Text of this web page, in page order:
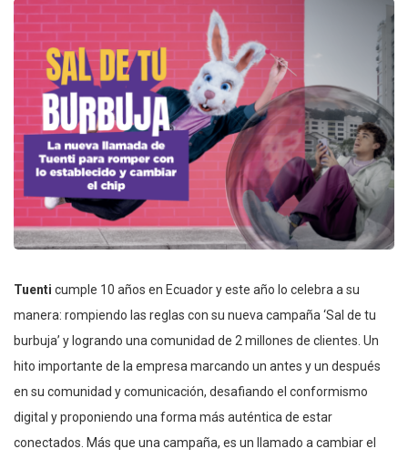
Tuenti cumple 10 años en Ecuador y este año lo celebra a su
manera: rompiendo las reglas con su nueva campaña ‘Sal de tu
burbuja’ y logrando una comunidad de 2 millones de clientes. Un
hito importante de la empresa marcando un antes y un después
en su comunidad y comunicación, desafiando el conformismo
digital y proponiendo una forma más auténtica de estar
conectados. Más que una campaña, es un llamado a cambiar el